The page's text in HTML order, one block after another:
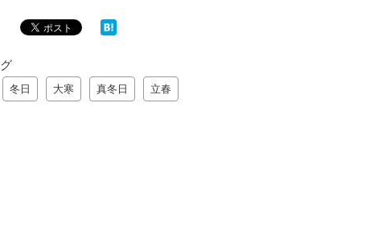
冬日 大寒 真冬日 立春